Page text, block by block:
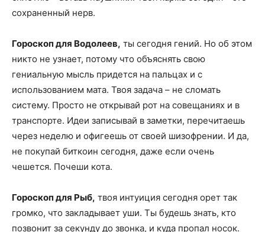
сохраненный нерв.
Гороскоп для Водолеев, ты сегодня гений. Но об этом
никто не узнает, потому что объяснять свою
гениальную мысль придется на пальцах и с
использованием мата. Твоя задача – не сломать
систему. Просто не открывай рот на совещаниях и в
транспорте. Идеи записывай в заметки, перечитаешь
через неделю и офигеешь от своей шизофрении. И да,
не покупай биткоин сегодня, даже если очень
чешется. Почеши кота.
Гороскоп для Рыб, твоя интуиция сегодня орет так
громко, что закладывает уши. Ты будешь знать, кто
позвонит за секунду до звонка, и куда пропал носок.